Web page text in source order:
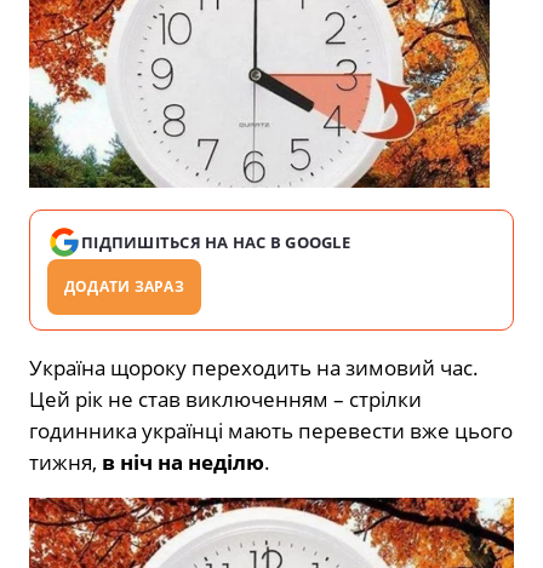
ПІДПИШІТЬСЯ НА НАС В GOOGLE
ДОДАТИ ЗАРАЗ
Україна щороку переходить на зимовий час.
Цей рік не став виключенням – стрілки
годинника українці мають перевести вже цього
тижня, в ніч на неділю.